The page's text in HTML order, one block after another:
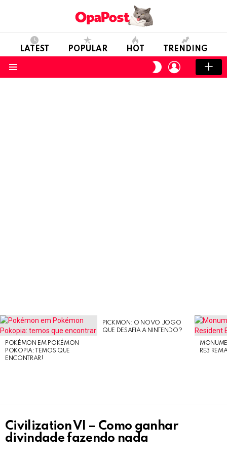
LATEST POPULAR HOT TRENDING
SWITCH
SKIN
LOGIN
LATEST
STORIES
POKÉMON EM POKÉMON
POKOPIA: TEMOS QUE
ENCONTRAR!
PICKMON: O NOVO JOGO
QUE DESAFIA A NINTENDO?
RE3
Civilization VI – Como ganhar
divindade fazendo nada